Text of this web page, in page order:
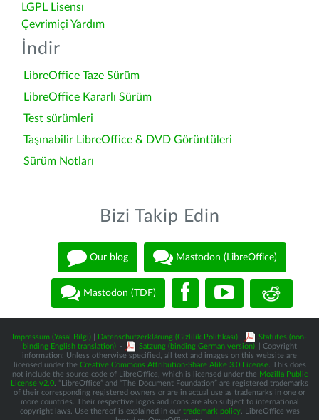
LGPL Lisensı
Çevrimiçi Yardım
İndir
LibreOffice Taze Sürüm
LibreOffice Kararlı Sürüm
Test sürümleri
Taşınabilir LibreOffice & DVD Görüntüleri
Sürüm Notları
Bizi Takip Edin
Our blog Mastodon (LibreOffice)
Mastodon (TDF)
Impressum (Yasal Bilgi) Datenschutzerklärung (Gizlilik Politikası)
Statutes (non-
binding English translation) - Satzung (binding German version)
| Copyright
information: Unless otherwise specified, all text and images on this website are
licensed under the Creative Commons Attribution-Share Alike 3.0 License. This does
not include the source code of LibreOffice, which is licensed under the Mozilla Public
License v2.0 . “LibreOffice” and “The Document Foundation” are registered trademarks
of their corresponding registered owners or are in actual use as trademarks in one or
more countries. Their respective logos and icons are also subject to international
copyright laws. Use thereof is explained in our trademark policy. LibreOffice was